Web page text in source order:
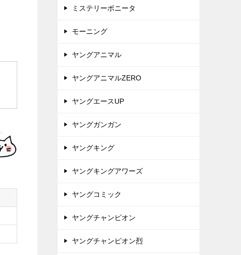
ミステリーボニータ
モーニング
ヤングアニマル
ヤングアニマルZERO
ヤングエースUP
ヤングガンガン
ヤングキング
ヤングキングアワーズ
ヤングコミック
ヤングチャンピオン
ヤングチャンピオン烈